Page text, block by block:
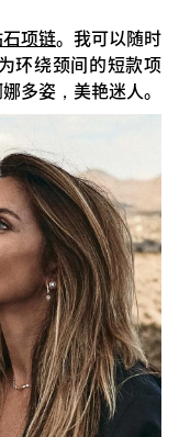
石项链。 我可以随时
环绕颈间的短款项
多姿，美艳迷人。